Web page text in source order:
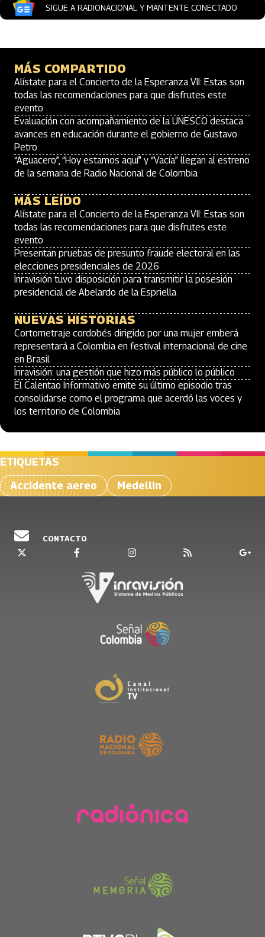
SIGUE A RADIONACIONAL Y MANTENTE CONECTADO
MÁS COMPARTIDO
Alístate para el Concierto de la Esperanza VII: Estas son
todas las recomendaciones para que disfrutes este
evento
Evaluación con acompañamiento de la UNESCO destaca
avances en educación durante el gobierno de Gustavo
Petro
“Aguacero”, “Hoy estamos aquí” y “Vacía” llegan al estreno
de la semana de Radio Nacional de Colombia
MÁS LEÍDO
Alístate para el Concierto de la Esperanza VII: Estas son
todas las recomendaciones para que disfrutes este
evento
Presentan pruebas de presunto fraude electoral en las
elecciones presidenciales de 2026
Inravisión tuvo disposición para transmitir la posesión
presidencial de Abelardo de la Espriella
NUEVAS HISTORIAS
Cortometraje cordobés dirigido por una mujer emberá
representará a Colombia en festival internacional de cine
en Brasil
Inravisión: una gestión que hizo más público lo público
El Calentao Informativo emite su último episodio tras
consolidarse como el programa que acerdó las voces y
los territorio de Colombia
ETIQUETAS
Accidente aereo
Medellin
CONTACTO